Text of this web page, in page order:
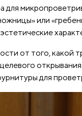
для
или
от того, какой
для